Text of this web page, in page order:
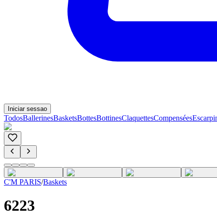
Iniciar sessao
TodosBallerinesBasketsBottesBottinesClaquettesCompensées
C'M PARIS/Baskets
6223